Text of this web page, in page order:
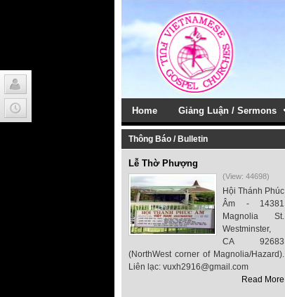
Home Giảng Luận / Sermons
Thông Báo / Bulletin
Lễ Thờ Phượng
(View: 44698)
Hội Thánh Phúc
Âm - 14381
Magnolia St.
Westminster,
CA 92683
(NorthWest corner of Magnolia/Hazard).
Liên lạc: vuxh2916@gmail.com
Read More